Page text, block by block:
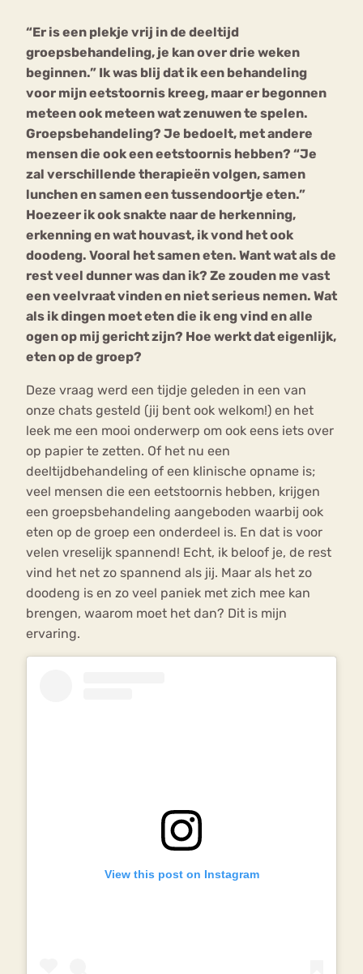
“Er is een plekje vrij in de deeltijd
groepsbehandeling, je kan over drie weken
beginnen.” Ik was blij dat ik een behandeling
voor mijn eetstoornis kreeg, maar er begonnen
meteen ook meteen wat zenuwen te spelen.
Groepsbehandeling? Je bedoelt, met andere
mensen die ook een eetstoornis hebben? “Je
zal verschillende therapieën volgen, samen
lunchen en samen een tussendoortje eten.”
Hoezeer ik ook snakte naar de herkenning,
erkenning en wat houvast, ik vond het ook
doodeng. Vooral het samen eten. Want wat als de
rest veel dunner was dan ik? Ze zouden me vast
een veelvraat vinden en niet serieus nemen. Wat
als ik dingen moet eten die ik eng vind en alle
ogen op mij gericht zijn? Hoe werkt dat eigenlijk,
eten op de groep?
Deze vraag werd een tijdje geleden in een van
onze chats gesteld (jij bent ook welkom!) en het
leek me een mooi onderwerp om ook eens iets over
op papier te zetten. Of het nu een
deeltijdbehandeling of een klinische opname is;
veel mensen die een eetstoornis hebben, krijgen
een groepsbehandeling aangeboden waarbij ook
eten op de groep een onderdeel is. En dat is voor
velen vreselijk spannend! Echt, ik beloof je, de rest
vind het net zo spannend als jij. Maar als het zo
doodeng is en zo veel paniek met zich mee kan
brengen, waarom moet het dan? Dit is mijn
ervaring.
View this post on Instagram
Chat
Forum
Bouli
mia
Nerv
osa
Eetstoornis Anorexia Nervosa
Eetbuien Piekeren Sport
Trauma
Orthorexia
Afvallen Angst